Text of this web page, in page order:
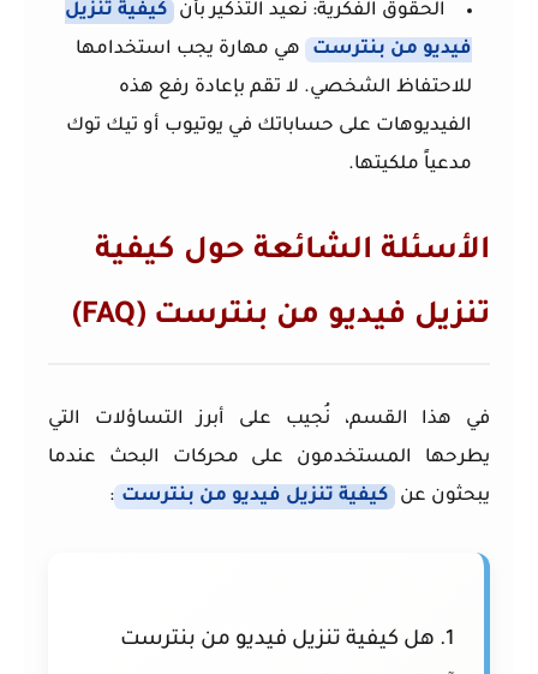
الحقوق الفكرية: نعيد التذكير بأن
كيفية تنزيل
فيديو من بنترست
هي مهارة يجب استخدامها
للاحتفاظ الشخصي. لا تقم بإعادة رفع هذه
الفيديوهات على حساباتك في يوتيوب أو تيك توك
مدعياً ملكيتها.
الأسئلة الشائعة حول كيفية
تنزيل فيديو من بنترست (FAQ)
في هذا القسم، نُجيب على أبرز التساؤلات التي
يطرحها المستخدمون على محركات البحث عندما
يبحثون عن
كيفية تنزيل فيديو من بنترست :
1. هل كيفية تنزيل فيديو من بنترست